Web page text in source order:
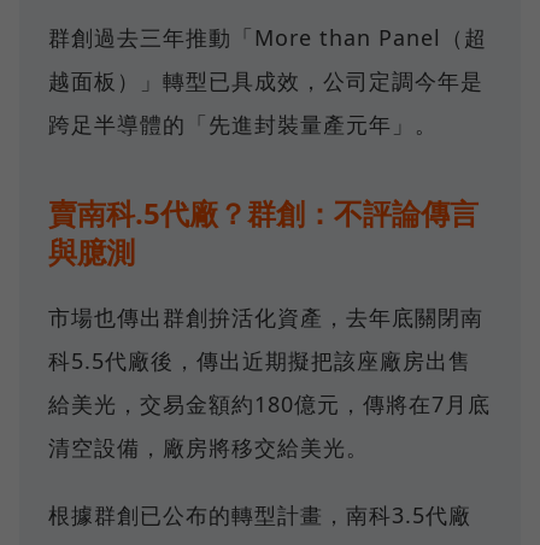
群創過去三年推動「More than Panel（超
越面板）」轉型已具成效，公司定調今年是
跨足半導體的「先進封裝量產元年」。
賣南科.5代廠？群創：不評論傳言
與臆測
市場也傳出群創拚活化資產，去年底關閉南
科5.5代廠後，傳出近期擬把該座廠房出售
給美光，交易金額約180億元，傳將在7月底
清空設備，廠房將移交給美光。
根據群創已公布的轉型計畫，南科3.5代廠